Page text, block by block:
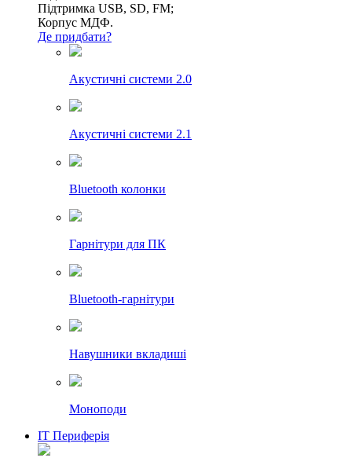
Підтримка USB, SD, FM;
Корпус МДФ.
Де придбати?
Акустичні системи 2.0
Акустичні системи 2.1
Bluetooth колонки
Гарнітури для ПК
Bluetooth-гарнітури
Навушники вкладиші
Моноподи
IT Периферія